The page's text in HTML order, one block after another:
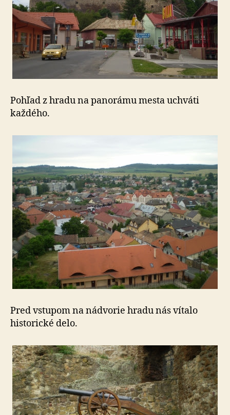
Pohľad z hradu na panorámu mesta uchváti
každého.
Pred vstupom na nádvorie hradu nás vítalo
historické delo.